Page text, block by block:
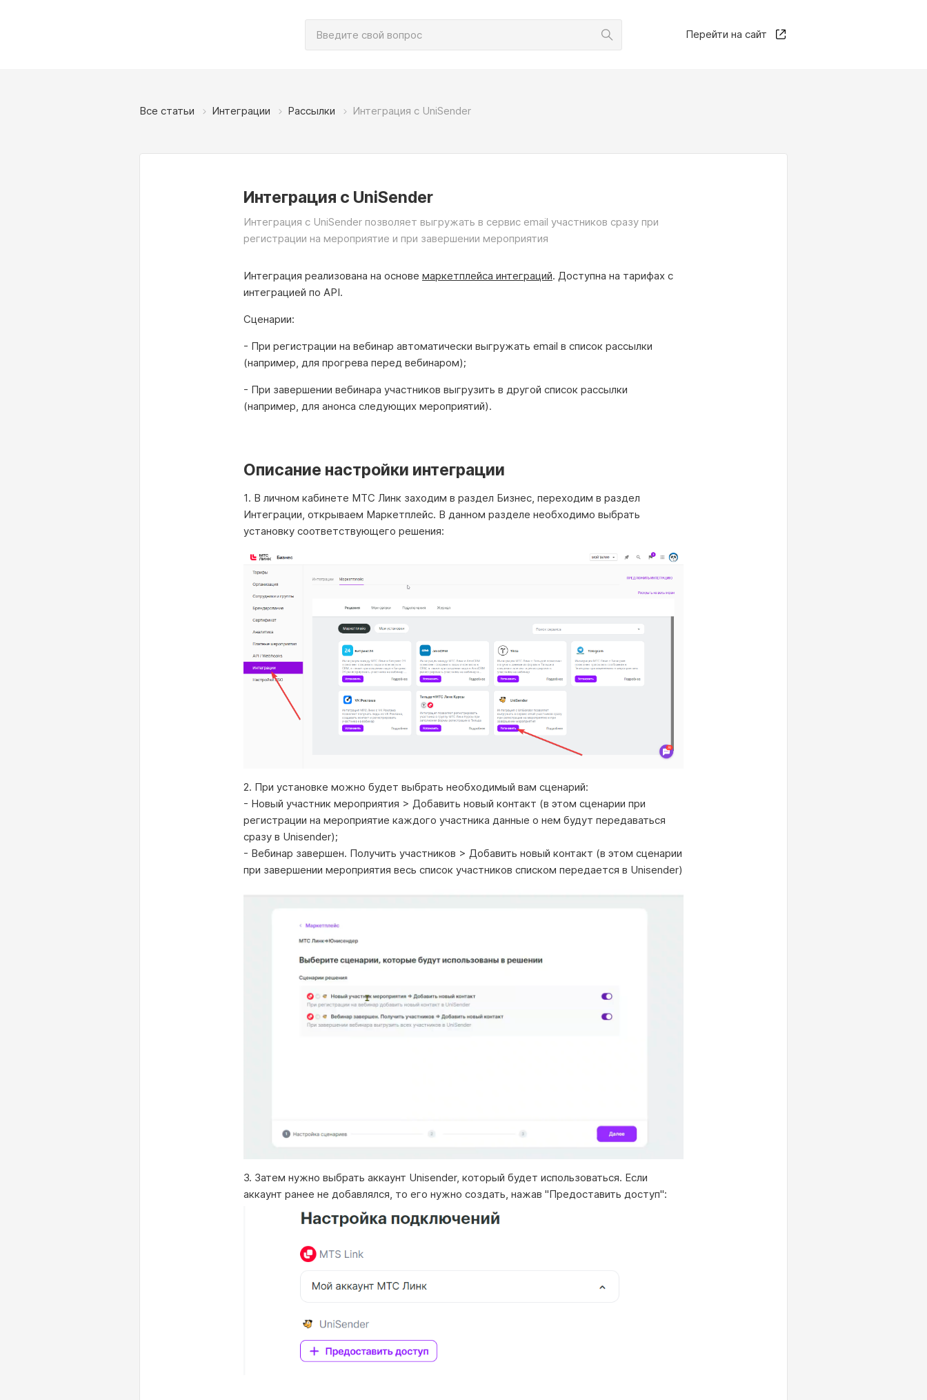
Перейти на сайт
Все статьи Интеграции Рассылки Интеграция с UniSender
Интеграция с UniSender
Интеграция с UniSender позволяет выгружать в сервис email участников сразу при
регистрации на мероприятие и при завершении мероприятия
Интеграция реализована на основе маркетплейса интеграций. Доступна на тарифах с
интеграцией по API.
Сценарии:
- При регистрации на вебинар автоматически выгружать email в список рассылки
(например, для прогрева перед вебинаром);
- При завершении вебинара участников выгрузить в другой список рассылки
(например, для анонса следующих мероприятий).
Описание настройки интеграции
1. В личном кабинете МТС Линк заходим в раздел Бизнес, переходим в раздел
Интеграции, открываем Маркетплейс. В данном разделе необходимо выбрать
установку соответствующего решения:
2. При установке можно будет выбрать необходимый вам сценарий:
- Новый участник мероприятия > Добавить новый контакт (в этом сценарии при
регистрации на мероприятие каждого участника данные о нем будут передаваться
сразу в Unisender);
- Вебинар завершен. Получить участников > Добавить новый контакт (в этом сценарии
при завершении мероприятия весь список участников списком передается в Unisender)
3. Затем нужно выбрать аккаунт Unisender, который будет использоваться. Если
аккаунт ранее не добавлялся, то его нужно создать, нажав "Предоставить доступ":